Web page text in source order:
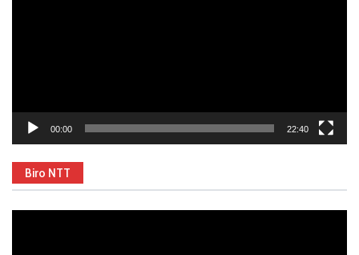
00:00 22:40
Biro NTT